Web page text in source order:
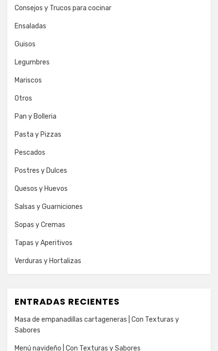
Consejos y Trucos para cocinar
Ensaladas
Guisos
Legumbres
Mariscos
Otros
Pan y Bolleria
Pasta y Pizzas
Pescados
Postres y Dulces
Quesos y Huevos
Salsas y Guarniciones
Sopas y Cremas
Tapas y Aperitivos
Verduras y Hortalizas
ENTRADAS RECIENTES
Masa de empanadillas cartageneras | Con Texturas y
Sabores
Menú navideño | Con Texturas y Sabores